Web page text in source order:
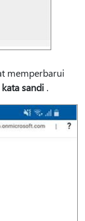
memperbarui
sandi .